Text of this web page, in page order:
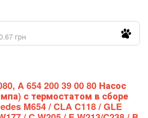
грн
A 654 200 39 00 80 Насос
с термостатом в сборе
M654 / CLA C118 / GLE